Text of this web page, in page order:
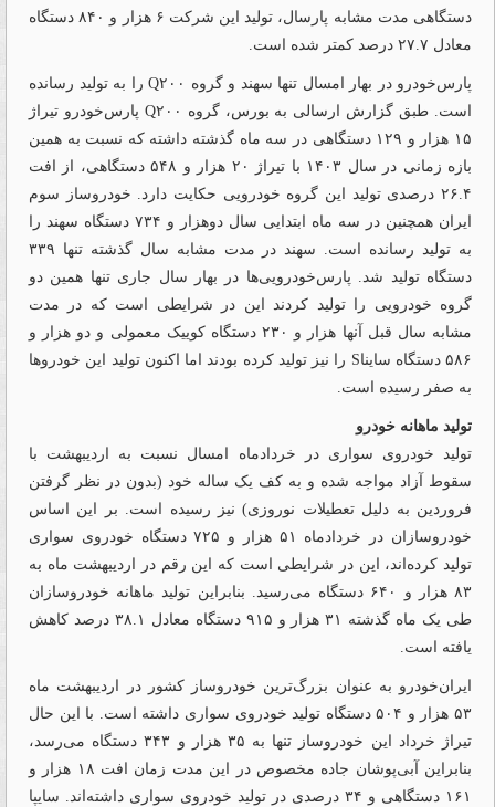
دستگاهی مدت مشابه پارسال، تولید این شرکت ۶ هزار و ۸۴۰ دستگاه
معادل ۲۷.۷ درصد کمتر شده است.
پارس‌خودرو در بهار امسال تنها سهند و گروه Q۲۰۰ را به تولید رسانده
است. طبق گزارش ارسالی به بورس، گروه Q۲۰۰ پارس‌‌‌‌‌‌‌‌‌‌‌‌‌‌‌‌‌‌‌‌‌‌‌‌‌‌‌‌‌‌‌‌‌‌‌‌‌‌‌‌‌‌‌‌‌‌‌‌‌‌‌‌‌‌‌‌‌‌‌‌‌‌‌‌‌‌‌‌‌‌‌‌‌‌‌‌‌‌‌‌‌‌‌‌‌‌‌‌‌‌‌‌‌‌‌‌‌‌‌‌‌‌‌‌‌‌‌‌خودرو تیراژ
۱۵ ‌‌‌‌هزار و ۱۲۹ دستگاهی در سه ماه گذشته داشته که نسبت به همین
بازه زمانی در سال ۱۴۰۳ با تیراژ ۲۰ هزار و ۵۴۸ دستگاهی، از افت
۲۶.۴ درصدی تولید این گروه خودرویی حکایت دارد. خودروساز سوم
ایران همچنین در سه ماه ابتدایی سال دوهزار و ۷۳۴ دستگاه سهند را
به تولید رسانده است. سهند در مدت مشابه سال گذشته تنها ۳۳۹
دستگاه تولید شد. پارس‌خودرویی‌ها در بهار سال جاری تنها همین دو
گروه خودرویی را تولید کردند این در شرایطی است که در مدت
مشابه سال قبل آنها هزار و ۲۳۰ دستگاه کوییک معمولی و دو هزار و
۵۸۶ دستگاه سایناS را نیز تولید کرده بودند اما اکنون تولید این خودروها
به صفر رسیده است.
تولید ماهانه خودرو
تولید خودروی سواری در خردادماه امسال نسبت به اردیبهشت با
سقوط آزاد مواجه شده و به کف یک ساله خود (بدون در نظر گرفتن
فروردین به دلیل تعطیلات نوروزی) نیز رسیده است. بر این اساس
خودروسازان در خردادماه ۵۱ هزار و ۷۲۵ دستگاه خودروی سواری
تولید کرده‌اند، این در شرایطی است که این رقم در اردیبهشت ماه به
۸۳ هزار و ۶۴۰ دستگاه می‌رسید. بنابراین تولید ماهانه خودروسازان
طی یک ماه گذشته ۳۱ هزار و ۹۱۵ دستگاه معادل ۳۸.۱ درصد کاهش
یافته است.
ایران‌‌‌‌‌‌‌‌‌‌‌‌‌‌‌‌‌‌‌‌‌‌‌‌‌‌‌‌‌‌‌‌‌‌‌‌خودرو به عنوان بزرگ‌ترین خودروساز کشور در اردیبهشت ‌‌‌‌‌‌‌‌‌‌‌‌‌‌‌‌‌‌‌‌‌‌‌‌‌‌‌‌‌‌‌‌‌‌‌‌ماه
۵۳ هزار و ۵۰۴ دستگاه تولید خودروی سواری داشته است. با این حال
تیراژ خرداد این خودروساز تنها به ۳۵ ‌‌‌‌‌‌‌‌‌‌‌‌هزار و ۳۴۳ دستگاه می‌‌‌‌رسد،
بنابراین آبی‌‌‌‌پوشان جاده مخصوص در این مدت زمان افت ۱۸ هزار و
۱۶۱ دستگاهی و ۳۴ درصدی در تولید خودروی سواری داشته‌‌‌‌اند. سایپا